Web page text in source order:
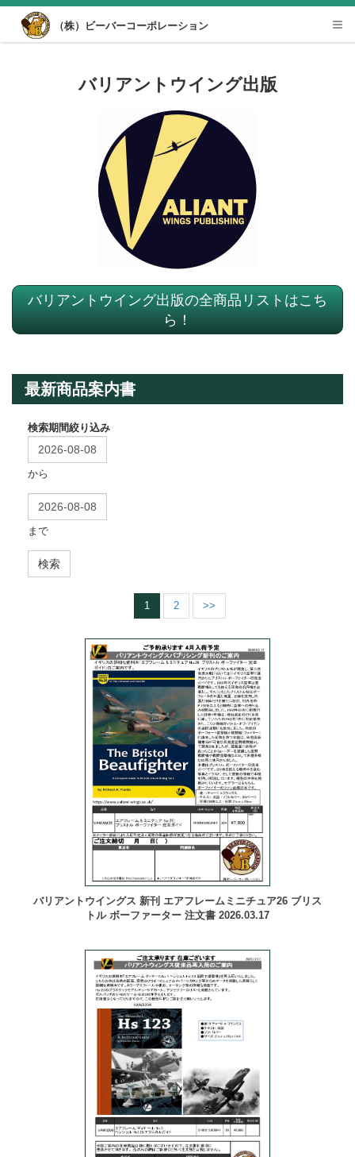
Desktop View
（株）ビーバーコーポレーション
バリアントウイング出版
バリアントウイング出版の全商品リストはこち
ら！
最新商品案内書
検索期間絞り込み
から
まで
検索
1 2 >>
バリアントウイングス 新刊 エアフレームミニチュア26 ブリス
トル ボーファーター 注文書 2026.03.17